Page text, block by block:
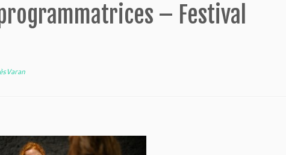
– Festival